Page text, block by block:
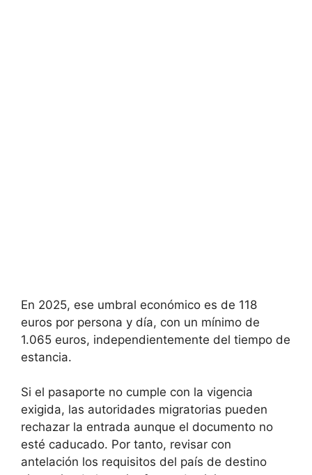
En 2025, ese umbral económico es de 118
euros por persona y día, con un mínimo de
1.065 euros, independientemente del tiempo de
estancia.
Si el pasaporte no cumple con la vigencia
exigida, las autoridades migratorias pueden
rechazar la entrada aunque el documento no
esté caducado. Por tanto, revisar con
antelación los requisitos del país de destino